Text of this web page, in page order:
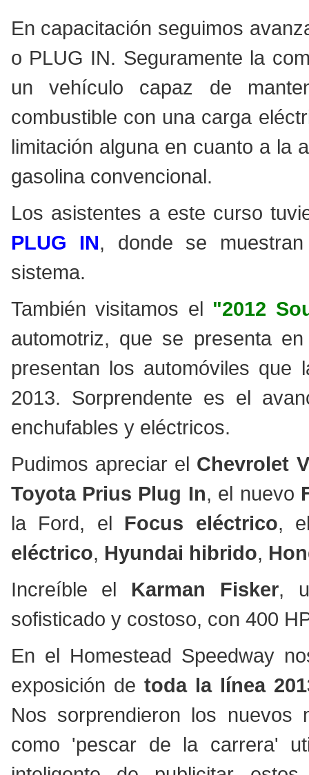
En capacitación seguimos
o PLUG IN. Seguramente la
un vehículo capaz de
combustible con una carga
limitación alguna en cuanto a la
gasolina convencional.
Los asistentes a este curso
PLUG IN, donde se
sistema.
También visitamos el "2012
automotriz, que se presenta
presentan los automóviles
2013. Sorprendente es el
enchufables y eléctricos.
Pudimos apreciar el Chevrolet
Toyota Prius Plug In, el nuevo
la Ford, el Focus eléctrico,
eléctrico, Hyundai hibrido,
Increíble el Karman Fisker,
sofisticado y costoso, con 400
En el Homestead Speedway
exposición de toda la línea
Nos sorprendieron los
como 'pescar de la carrera'